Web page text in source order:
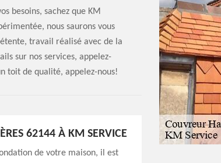
besoins, sachez que KM
nous saurons vous
travail réalisé avec de la
sur nos services, appelez-
toit de qualité, appelez-nous!
62144 À KM SERVICE
de votre maison, il est